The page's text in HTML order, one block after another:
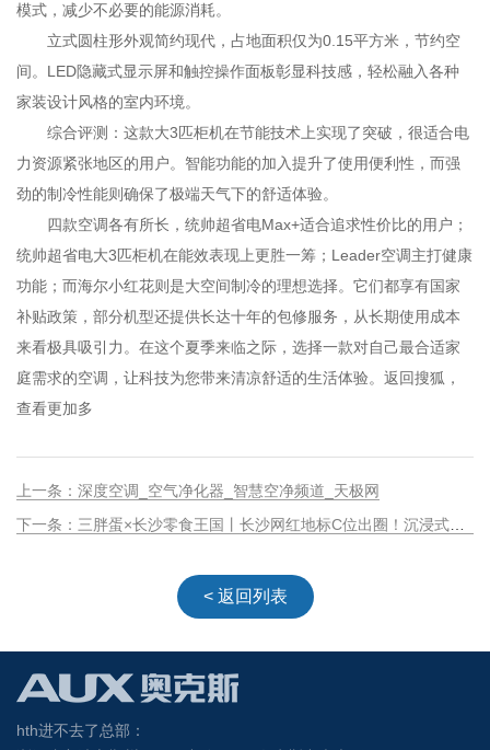
模式，减少不必要的能源消耗。
立式圆柱形外观简约现代，占地面积仅为0.15平方米，节约空
间。LED隐藏式显示屏和触控操作面板彰显科技感，轻松融入各种
家装设计风格的室内环境。
综合评测：这款大3匹柜机在节能技术上实现了突破，很适合电
力资源紧张地区的用户。智能功能的加入提升了使用便利性，而强
劲的制冷性能则确保了极端天气下的舒适体验。
四款空调各有所长，统帅超省电Max+适合追求性价比的用户；
统帅超省电大3匹柜机在能效表现上更胜一筹；Leader空调主打健康
功能；而海尔小红花则是大空间制冷的理想选择。它们都享有国家
补贴政策，部分机型还提供长达十年的包修服务，从长期使用成本
来看极具吸引力。在这个夏季来临之际，选择一款对自己最合适家
庭需求的空调，让科技为您带来清凉舒适的生活体验。返回搜狐，
查看更加多
上一条：深度空调_空气净化器_智慧空净频道_天极网
< 返回列表
hth进不去了总部：